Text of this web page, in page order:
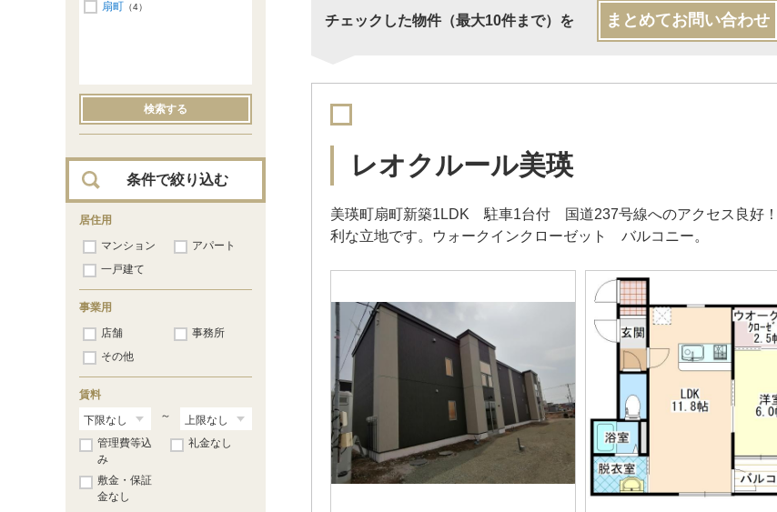
チェックした物件（最大10件まで）を まとめてお問い合わせ
レオクルール美瑛
美瑛町扇町新築1LDK 駐車1台付 国道237号線へのアクセス良好
利な立地です。ウォークインクローゼット バルコニー。
扇町 （4）
検索する
条件で絞り込む
居住用
マンション
アパート
一戸建て
事業用
店舗
事務所
その他
賃料
～
管理費等込
み
礼金なし
敷金・保証
金なし